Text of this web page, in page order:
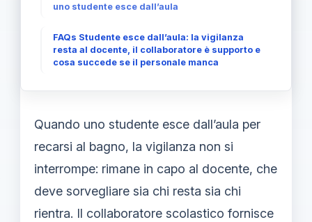
uno studente esce dall’aula
FAQs Studente esce dall’aula: la vigilanza
resta al docente, il collaboratore è supporto e
cosa succede se il personale manca
Quando uno studente esce dall’aula per
recarsi al bagno, la vigilanza non si
interrompe: rimane in capo al docente, che
deve sorvegliare sia chi resta sia chi
rientra. Il collaboratore scolastico fornisce